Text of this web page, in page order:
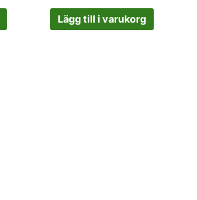
Lägg till i varukorg